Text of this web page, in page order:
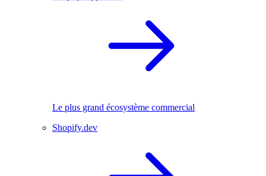
Le plus grand écosystème commercial
Shopify.dev